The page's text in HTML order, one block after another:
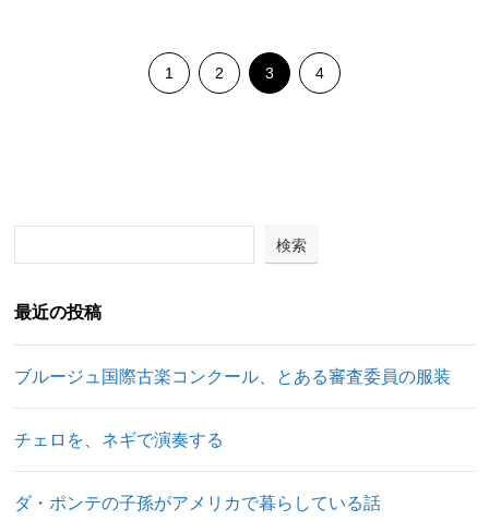
1 2 3 4
検索
最近の投稿
ブルージュ国際古楽コンクール、とある審査委員の服装
チェロを、ネギで演奏する
ダ・ポンテの子孫がアメリカで暮らしている話